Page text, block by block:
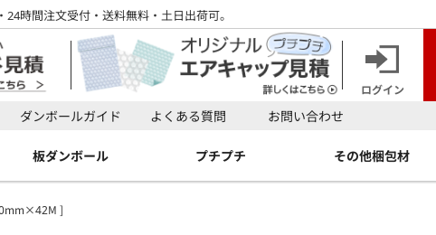
時間注文受付・送料無料・土日出荷可。
ログイン
ダンボールガイド よくある質問 お問い合わせ
板ダンボール プチプチ その他梱包材
検索
]